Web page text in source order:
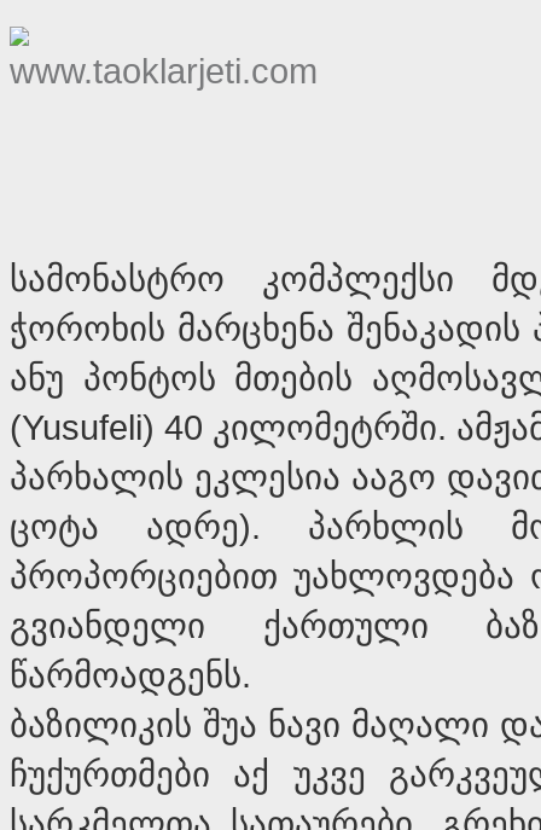
სამონასტრო კომპლექსი
ჭოროხის მარცხენა
ანუ პონტოს მთების
(Yusufeli) 40 კილომეტრში.
პარხალის ეკლესია ააგო
ცოტა ადრე). პარხლის
პროპორციებით უახლოვდება
გვიანდელი ქართული
წარმოადგენს.
ბაზილიკის შუა ნავი მაღალი
ჩუქურთმები აქ უკვე